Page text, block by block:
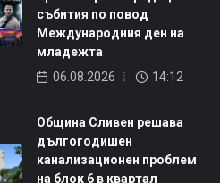
събития по повод
Международния ден на
младежта
06.08.2026
14:12
Община Сливен решава
дългогодишен
канализационен проблем
на блок 6 в квартал